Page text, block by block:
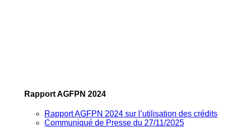
Rapport AGFPN 2024
Rapport AGFPN 2024 sur l’utilisation des crédits
Communiqué de Presse du 27/11/2025